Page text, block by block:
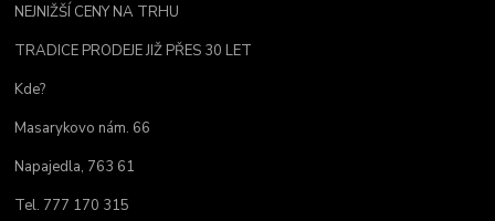
NEJNIŽŠÍ CENY NA TRHU
TRADICE PRODEJE JIŽ PŘES 30 LET
Kde?
Masarykovo nám. 66
Napajedla, 763 61
Tel. 777 170 315